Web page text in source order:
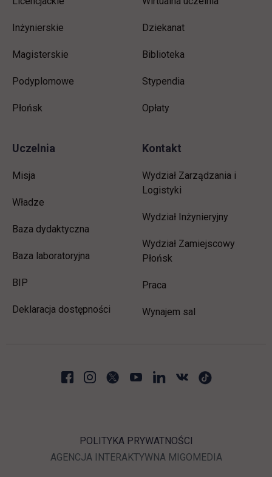
Inżynierskie
Magisterskie
Podyplomowe
Płońsk
Dziekanat
Biblioteka
Stypendia
Opłaty
Uczelnia
Misja
Władze
Baza dydaktyczna
Baza laboratoryjna
BIP link otwiera się w nowej karcie
Deklaracja dostępności
Kontakt
Wydział Zarządzania i
Logistyki
Wydział Inżynieryjny
Wydział Zamiejscowy
Płońsk
Praca
Wynajem sal
POLITYKA PRYWATNOŚCI
AGENCJA INTERAKTYWNALINK OTWIERA SIĘ W
MIGOMEDIALINK